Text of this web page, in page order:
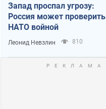
Запад проспал угрозу:
Россия может проверить
НАТО войной
Леонид Невзлин 810